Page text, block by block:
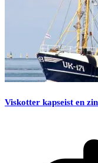
Viskotter kapseist en